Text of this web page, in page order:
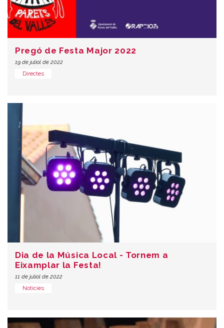
Pregó de Festa Major 2022
19 de juliol de 2022
Directes
Dia de la Música Local - Tornem a
Eixamplar la Festa!
11 de juliol de 2022
Notícies